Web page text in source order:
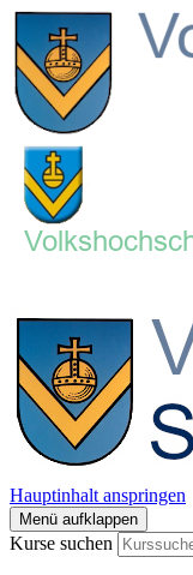
Hauptinhalt anspringen
Menü aufklappen
Kurse suchen